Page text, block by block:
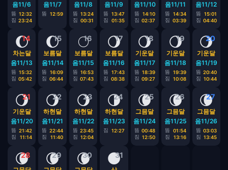
음11/6
뜸 12:32
짐 23:24
음11/7
뜸 12:59
음11/8
뜸 13:24
짐 00:31
음11/9
뜸
13:47
짐
01:35
음11/10
뜸
14:10
짐 02:37
음11/11
뜸
14:34
짐 03:39
음11/12
뜸
15:01
짐 04:40
14
🌔
차는달
음11/13
뜸 15:32
짐 05:42
15
🌔
보름달
음11/14
뜸
16:09
짐 06:44
16
🌕
보름달
음11/15
뜸 16:53
짐 07:43
17
🌖
보름달
음11/16
뜸
17:43
짐 08:38
18
🌖
기운달
음11/17
뜸 18:39
짐 09:27
19
🌖
기운달
음11/18
뜸
19:39
짐
10:08
20
🌖
기운달
음11/19
뜸 20:40
짐 10:44
21
🌖
기운달
음11/20
뜸 21:42
짐
11:14
22
🌖
하현달
음11/21
뜸 22:44
짐
11:40
23
🌖
하현달
음11/22
뜸 23:45
짐 12:04
24
🌗
하현달
음11/23
짐 12:27
25
🌘
그믐달
음11/24
뜸 00:48
짐 12:50
26
🌘
그믐달
음11/25
뜸
01:54
짐
13:16
27
🌘
그믐달
음11/26
뜸 03:03
짐 13:45
28
🌘 29
🌘 30
🌘 31
🌑